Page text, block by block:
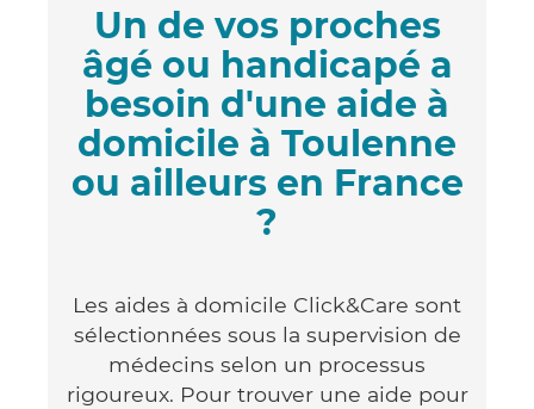
Un de vos proches
âgé ou handicapé a
besoin d'une aide à
domicile à Toulenne
ou ailleurs en France
?
Les aides à domicile Click&Care sont
sélectionnées sous la supervision de
médecins selon un processus
rigoureux. Pour trouver une aide pour